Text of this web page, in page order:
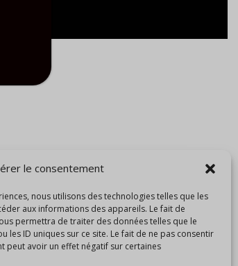
le consentement
nous utilisons des technologies telles que les
aux informations des appareils. Le fait de
permettra de traiter des données telles que le
les ID uniques sur ce site. Le fait de ne pas consentir
peut avoir un effet négatif sur certaines